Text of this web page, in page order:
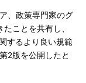
、政策専門家のグ
ことを共有し、
するより良い規範
2版を公開したと